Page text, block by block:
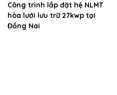
Công trình lắp đặt hệ NLMT
hòa lưới lưu trữ 27kwp tại
Đồng Nai